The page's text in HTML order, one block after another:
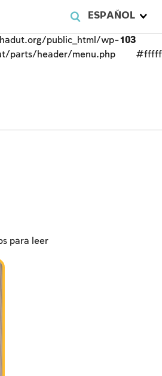
ESPAÑOL
public_html/wp-
parts/header/menu.php
103
para leer